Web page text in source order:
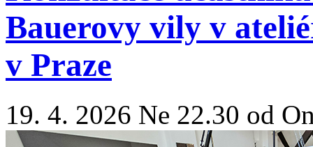
Bauerovy vily v
v Praze
19. 4. 2026 Ne 22.30 od